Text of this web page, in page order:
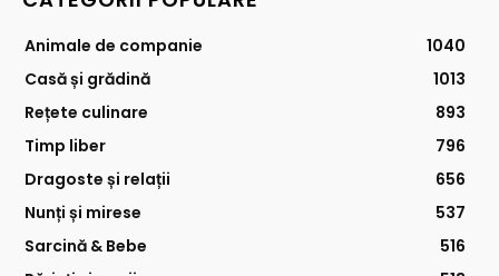
Animale de companie
1040
Casă și grădină
1013
Rețete culinare
893
Timp liber
796
Dragoste și relații
656
Nunți și mirese
537
Sarcină & Bebe
516